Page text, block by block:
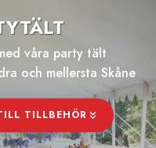
våra party tält
och mellersta Skåne
TILLBEHÖR